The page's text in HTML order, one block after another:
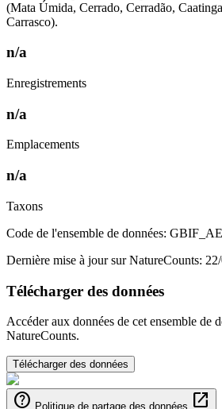
(Mata Úmida, Cerrado, Cerradão,
Carrasco).
n/a
Enregistrements
n/a
Emplacements
n/a
Taxons
Code de l'ensemble de données:
Dernière mise à jour sur NatureCounts:
Télécharger des données
Accéder aux données de cet ensemble de
NatureCounts.
Télécharger des données
help Politique de partage des données open_in_new